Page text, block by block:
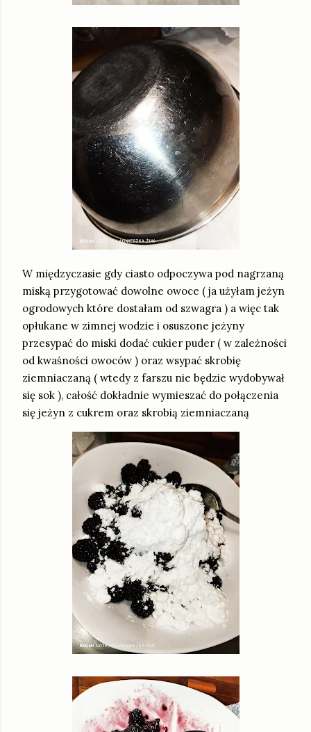
W międzyczasie gdy ciasto odpoczywa pod nagrzaną
miską przygotować dowolne owoce ( ja użyłam jeżyn
ogrodowych które dostałam od szwagra ) a więc tak
opłukane w zimnej wodzie i osuszone jeżyny
przesypać do miski dodać cukier puder ( w zależności
od kwaśności owoców ) oraz wsypać skrobię
ziemniaczaną ( wtedy z farszu nie będzie wydobywał
się sok ), całość dokładnie wymieszać do połączenia
się jeżyn z cukrem oraz skrobią ziemniaczaną